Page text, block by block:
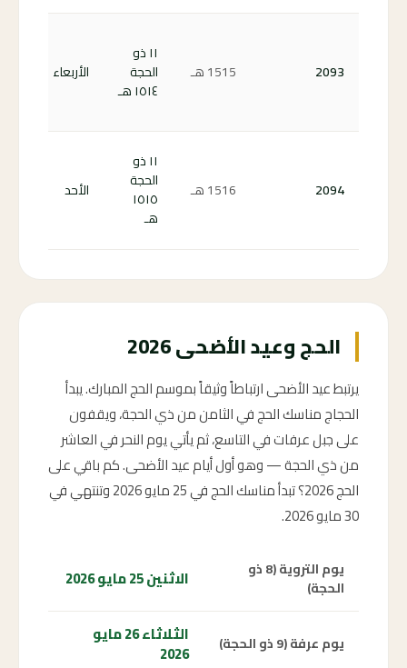
2093
1515هـ
١١ ذو
الحجة
١٥١٤ هـ
الأربعاء
2094
1516هـ
١١ ذو
الحجة
١٥١٥
هـ
الأحد
الحج وعيد الأضحى 2026
يرتبط عيد الأضحى ارتباطاً وثيقاً بموسم الحج المبارك. يبدأ
الحجاج مناسك الحج في الثامن من ذي الحجة، ويقفون
على جبل عرفات في التاسع، ثم يأتي يوم النحر في العاشر
من ذي الحجة — وهو أول أيام عيد الأضحى. كم باقي على
الحج 2026؟ تبدأ مناسك الحج في 25 مايو 2026 وتنتهي في
30 مايو 2026.
يوم التروية (8 ذو
الحجة)
الاثنين 25 مايو 2026
يوم عرفة (9 ذو الحجة) الثلاثاء 26 مايو
2026